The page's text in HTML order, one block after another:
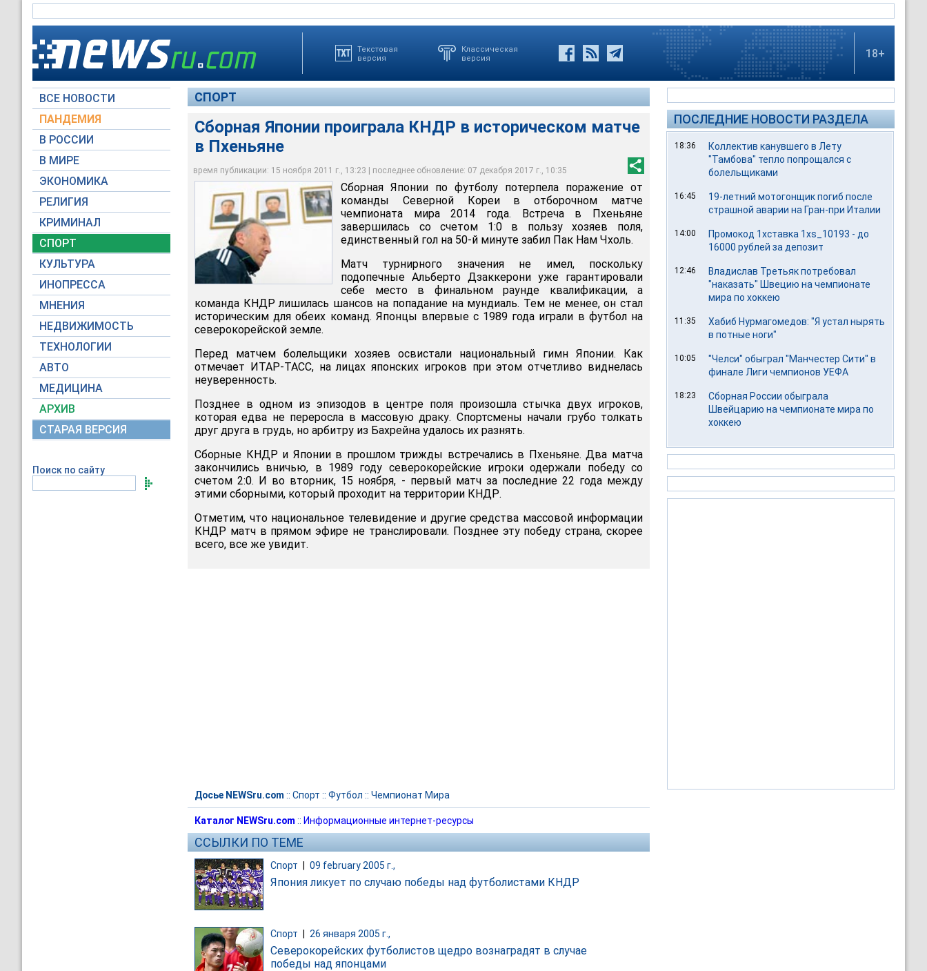
Текстовая
версия
Классическая
версия
18+
ВСЕ НОВОСТИ
ПАНДЕМИЯ
В РОССИИ
В МИРЕ
ЭКОНОМИКА
РЕЛИГИЯ
КРИМИНАЛ
СПОРТ
КУЛЬТУРА
ИНОПРЕССА
МНЕНИЯ
НЕДВИЖИМОСТЬ
ТЕХНОЛОГИИ
АВТО
МЕДИЦИНА
АРХИВ
СТАРАЯ ВЕРСИЯ
Поиск по сайту
СПОРТ
Сборная Японии проиграла КНДР в историческом матче
в Пхеньяне
время публикации: 15 ноября 2011 г., 13:23 | последнее обновление: 07 декабря 2017 г., 10:35
ноября 2011 года
Reuters
Сборная Японии по футболу потерпела поражение от
команды Северной Кореи в отборочном матче
чемпионата мира 2014 года. Встреча в Пхеньяне
завершилась со счетом 1:0 в пользу хозяев поля,
единственный гол на 50-й минуте забил Пак Нам Чхоль.
Матч турнирного значения не имел, поскольку
подопечные Альберто Дзаккерони уже гарантировали
себе место в финальном раунде квалификации, а
команда КНДР лишилась шансов на попадание на мундиаль. Тем не менее, он стал
историческим для обеих команд. Японцы впервые с 1989 года играли в футбол на
северокорейской земле.
Перед матчем болельщики хозяев освистали национальный гимн Японии. Как
отмечает ИТАР-ТАСС, на лицах японских игроков при этом отчетливо виднелась
неуверенность.
Позднее в одном из эпизодов в центре поля произошла стычка двух игроков,
которая едва не переросла в массовую драку. Спортсмены начали грубо толкать
друг друга в грудь, но арбитру из Бахрейна удалось их разнять.
Сборные КНДР и Японии в прошлом трижды встречались в Пхеньяне. Два матча
закончились вничью, в 1989 году северокорейские игроки одержали победу со
счетом 2:0. И во вторник, 15 ноября, - первый матч за последние 22 года между
этими сборными, который проходит на территории КНДР.
Отметим, что национальное телевидение и другие средства массовой информации
КНДР матч в прямом эфире не транслировали. Позднее эту победу страна, скорее
всего, все же увидит.
Досье NEWSru.com :: Спорт :: Футбол :: Чемпионат Мира
Каталог NEWSru.com :: Информационные интернет-ресурсы
ССЫЛКИ ПО ТЕМЕ
Спорт 09 february 2005 г.,
Япония ликует по случаю победы над футболистами КНДР
Спорт 26 января 2005 г.,
Северокорейских футболистов щедро вознаградят в случае
победы над японцами
ПОСЛЕДНИЕ НОВОСТИ РАЗДЕЛА
18:36
Коллектив канувшего в Лету
"Тамбова" тепло попрощался с
болельщиками
16:45
19-летний мотогонщик погиб после
страшной аварии на Гран-при Италии
14:00
Промокод 1хставка 1xs_10193 - до
16000 рублей за депозит
12:46
Владислав Третьяк потребовал
"наказать" Швецию на чемпионате
мира по хоккею
11:35
Хабиб Нурмагомедов: "Я устал нырять
в потные ноги"
10:05
"Челси" обыграл "Манчестер Сити" в
финале Лиги чемпионов УЕФА
18:23
Сборная России обыграла
Швейцарию на чемпионате мира по
хоккею